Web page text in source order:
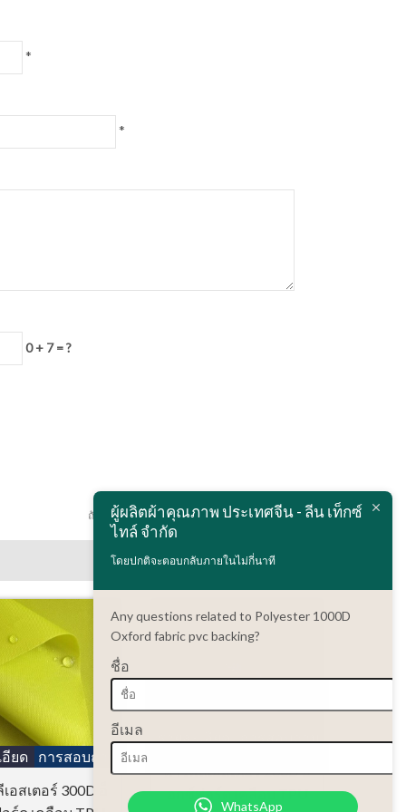
*
*
0 + 7 = ?
ถัดไป:Polyester 1200D Oxford fabric pvc backing
อียด
การสอบถาม
อสเตอร์ 300D อ็
รายละเอียด การสอบถาม
ผ้าโพลีเอสเตอร์ 200D อ็
อกซ์ฟอร์ด เคลือบ TPU
ผู้ผลิตผ้าคุณภาพ ประเทศจีน - ลีน เท็กซ์
ไทล์ จำกัด
โดยปกติจะตอบกลับภายในไม่กี่นาที
Any questions related to Polyester 1000D
Oxford fabric pvc backing?
ชื่อ
อีเมล
WhatsApp